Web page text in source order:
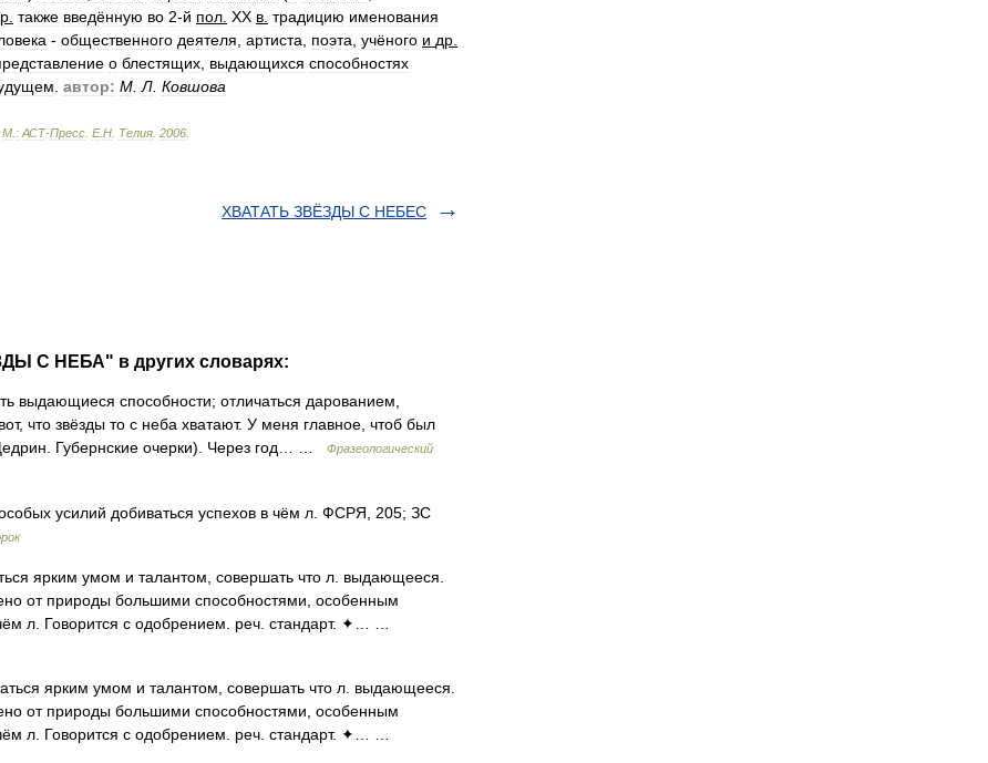
также введённую во 2-й пол XX в традицию именования
- общественного деятеля артиста поэта учёного и др
о блестящих выдающихся способностях
автор: М Л Ковшова
М : АСТ-Пресс Е.Н Телия 2006
ХВАТАТЬ ЗВЁЗДЫ С НЕБЕС
С НЕБА" в других словарях:
выдающиеся способности; отличаться дарованием,
что звёзды то с неба хватают. У меня главное, чтоб был
Губернские очерки). Через год… …
Фразеологический
усилий добиваться успехов в чём л. ФСРЯ, 205; ЗС
ярким умом и талантом, совершать что л. выдающееся.
от природы большими способностями, особенным
л. Говорится с одобрением. реч. стандарт. ✦… …
ярким умом и талантом, совершать что л. выдающееся.
от природы большими способностями, особенным
л. Говорится с одобрением. реч. стандарт. ✦… …